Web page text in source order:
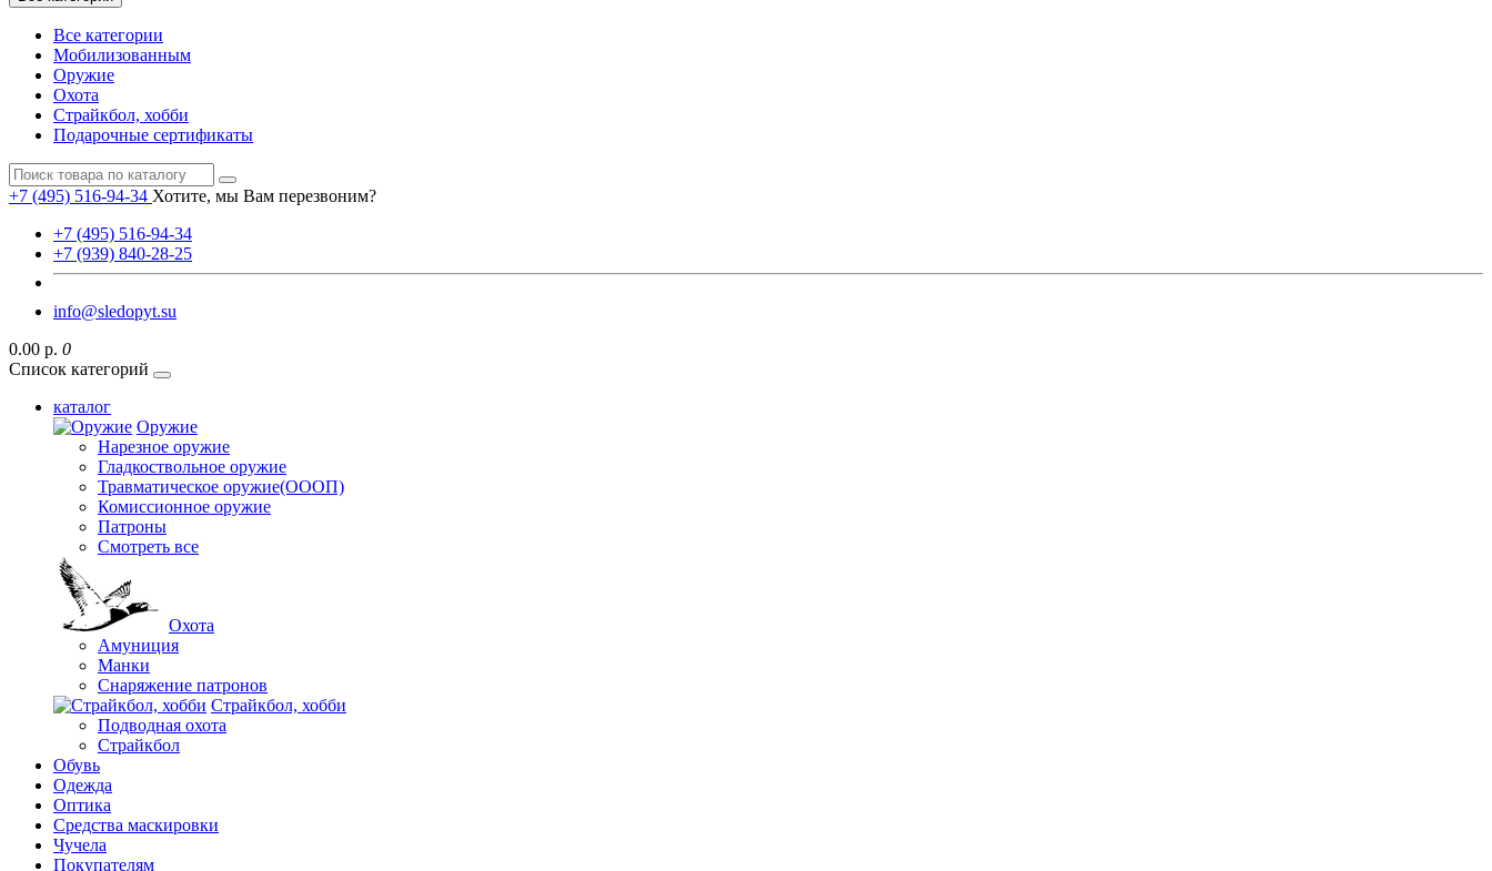
Все категории
Мобилизованным
Оружие
Охота
Страйкбол, хобби
Подарочные сертификаты
+7 (495) 516-94-34 Хотите, мы Вам перезвоним?
+7 (495) 516-94-34
+7 (939) 840-28-25
info@sledopyt.su
0.00 р. 0
Список категорий
каталог
Оружие
Нарезное оружие
Гладкоствольное оружие
Травматическое оружие(ОООП)
Комиссионное оружие
Патроны
Смотреть все
Охота
Амуниция
Манки
Снаряжение патронов
Страйкбол, хобби
Подводная охота
Страйкбол
Обувь
Одежда
Оптика
Средства маскировки
Чучела
Покупателям